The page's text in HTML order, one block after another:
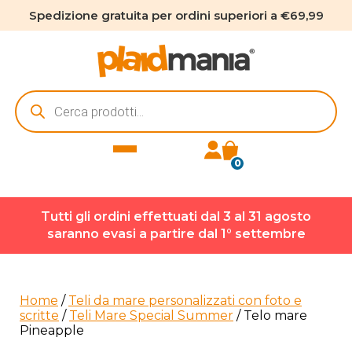
Spedizione gratuita per ordini superiori a €69,99
Ricerca
prodotti
0
Tutti gli ordini effettuati dal 3 al 31 agosto
saranno evasi a partire dal 1° settembre
Home / Teli da mare personalizzati con foto e
scritte / Teli Mare Special Summer / Telo mare
Pineapple